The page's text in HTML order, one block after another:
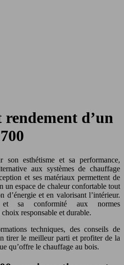
d’un
son esthétisme et sa performance,
aux systèmes de chauffage
et ses matériaux permettent de
un espace de chaleur confortable tout
d’énergie et en valorisant l’intérieur.
et sa conformité aux normes
responsable et durable.
techniques, des conseils de
tirer le meilleur parti et profiter de la
qu’offre le chauffage au bois.